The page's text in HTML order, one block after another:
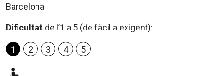
Barcelona
Dificultat de l’1 a 5 (de fàcil a exigent):
1 2 3 4 5